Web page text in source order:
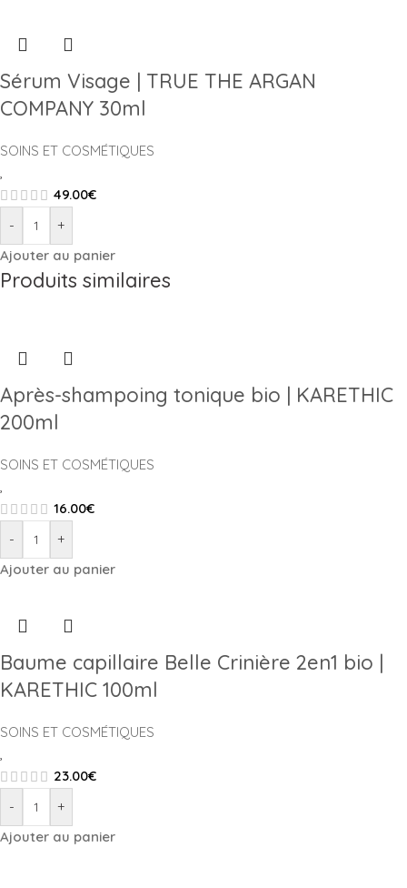
Sérum Visage | TRUE THE ARGAN
COMPANY 30ml
SOINS ET COSMÉTIQUES
,
49.00€
-
+
Ajouter au panier
Produits similaires
Après-shampoing tonique bio | KARETHIC
200ml
SOINS ET COSMÉTIQUES
16.00€
-
+
Ajouter au panier
Baume capillaire Belle Crinière 2en1 bio |
KARETHIC 100ml
SOINS ET COSMÉTIQUES
,
23.00€
-
+
Ajouter au panier